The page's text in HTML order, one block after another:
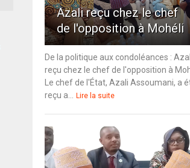
Azali reçu chez le chef
de l'opposition à Mohéli
De la politique aux condoléances :
reçu chez le chef de l'opposition à
Le chef de l'État, Azali Assoumani, a
reçu a...
Lire la suite